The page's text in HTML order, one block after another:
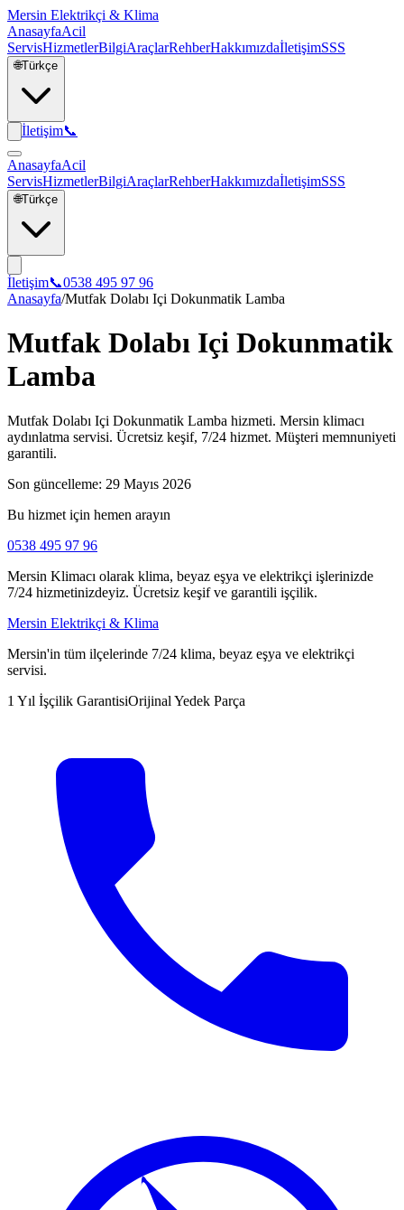
Mersin Elektrikçi & Klima
AnasayfaAcil
ServisHizmetlerBilgiAraçlarRehberHakkımızdaİletişimSSS
🌐Türkçe
İletişim📞
AnasayfaAcil
ServisHizmetlerBilgiAraçlarRehberHakkımızdaİletişimSSS
🌐Türkçe
İletişim📞0538 495 97 96
Anasayfa/Mutfak Dolabı Içi Dokunmatik Lamba
Mutfak Dolabı Içi Dokunmatik
Lamba
Mutfak Dolabı Içi Dokunmatik Lamba hizmeti. Mersin klimacı
aydınlatma servisi. Ücretsiz keşif, 7/24 hizmet. Müşteri memnuniyeti
garantili.
Son güncelleme: 29 Mayıs 2026
Bu hizmet için hemen arayın
0538 495 97 96
Mersin Klimacı olarak klima, beyaz eşya ve elektrikçi işlerinizde
7/24 hizmetinizdeyiz. Ücretsiz keşif ve garantili işçilik.
Mersin Elektrikçi & Klima
Mersin'in tüm ilçelerinde 7/24 klima, beyaz eşya ve elektrikçi
servisi.
1 Yıl İşçilik GarantisiOrijinal Yedek Parça